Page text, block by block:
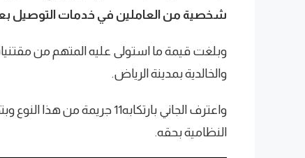
شخصية من العاملين في خدمات التوصيل
والخالدية بمدينة الرياض.
واعترف الجاني بارتكابه11
النظامية بحقه.